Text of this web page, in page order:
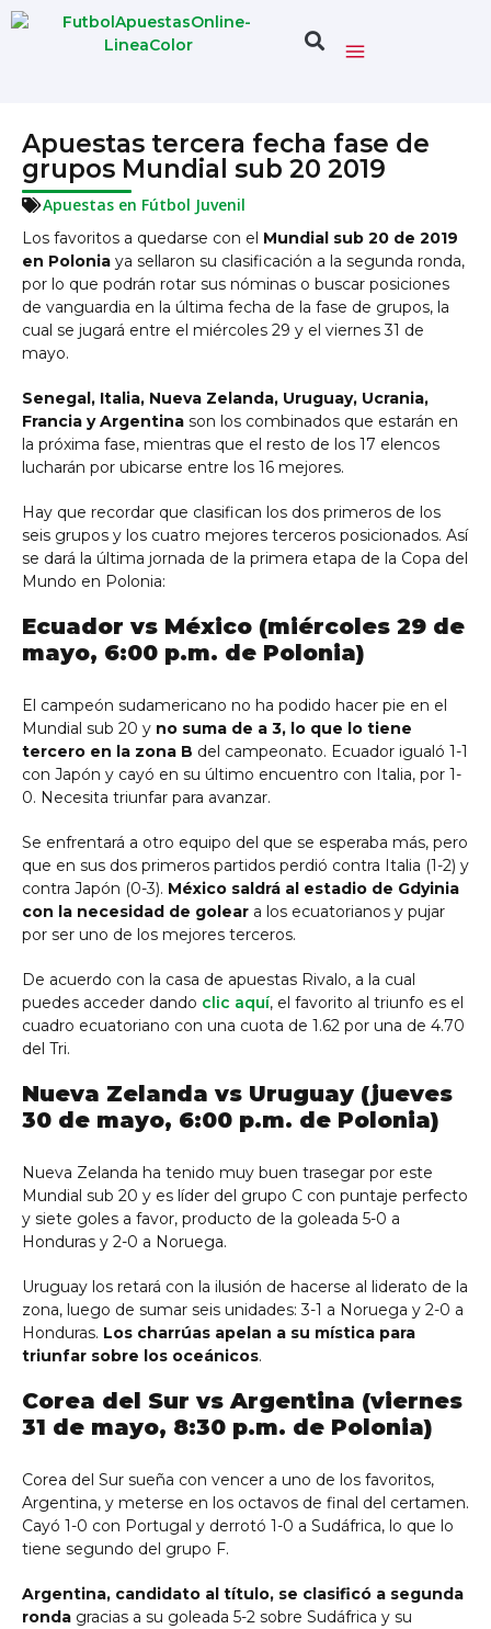
Apuestas tercera fecha fase de
grupos Mundial sub 20 2019
Apuestas en Fútbol Juvenil
Los favoritos a quedarse con el Mundial sub 20 de 2019
en Polonia ya sellaron su clasificación a la segunda ronda,
por lo que podrán rotar sus nóminas o buscar posiciones
de vanguardia en la última fecha de la fase de grupos, la
cual se jugará entre el miércoles 29 y el viernes 31 de
mayo.
Senegal, Italia, Nueva Zelanda, Uruguay, Ucrania,
Francia y Argentina son los combinados que estarán en
la próxima fase, mientras que el resto de los 17 elencos
lucharán por ubicarse entre los 16 mejores.
Hay que recordar que clasifican los dos primeros de los
seis grupos y los cuatro mejores terceros posicionados. Así
se dará la última jornada de la primera etapa de la Copa del
Mundo en Polonia:
Ecuador vs México (miércoles 29 de
mayo, 6:00 p.m. de Polonia)
El campeón sudamericano no ha podido hacer pie en el
Mundial sub 20 y no suma de a 3, lo que lo tiene
tercero en la zona B del campeonato. Ecuador igualó 1-1
con Japón y cayó en su último encuentro con Italia, por 1-
0. Necesita triunfar para avanzar.
Se enfrentará a otro equipo del que se esperaba más, pero
que en sus dos primeros partidos perdió contra Italia (1-2) y
contra Japón (0-3). México saldrá al estadio de Gdyinia
con la necesidad de golear a los ecuatorianos y pujar
por ser uno de los mejores terceros.
De acuerdo con la casa de apuestas Rivalo, a la cual
puedes acceder dando clic aquí, el favorito al triunfo es el
cuadro ecuatoriano con una cuota de 1.62 por una de 4.70
del Tri.
Nueva Zelanda vs Uruguay (jueves
30 de mayo, 6:00 p.m. de Polonia)
Nueva Zelanda ha tenido muy buen trasegar por este
Mundial sub 20 y es líder del grupo C con puntaje perfecto
y siete goles a favor, producto de la goleada 5-0 a
Honduras y 2-0 a Noruega.
Uruguay los retará con la ilusión de hacerse al liderato de la
zona, luego de sumar seis unidades: 3-1 a Noruega y 2-0 a
Honduras. Los charrúas apelan a su mística para
triunfar sobre los oceánicos.
Corea del Sur vs Argentina (viernes
31 de mayo, 8:30 p.m. de Polonia)
Corea del Sur sueña con vencer a uno de los favoritos,
Argentina, y meterse en los octavos de final del certamen.
Cayó 1-0 con Portugal y derrotó 1-0 a Sudáfrica, lo que lo
tiene segundo del grupo F.
Argentina, candidato al título, se clasificó a segunda
ronda gracias a su goleada 5-2 sobre Sudáfrica y su